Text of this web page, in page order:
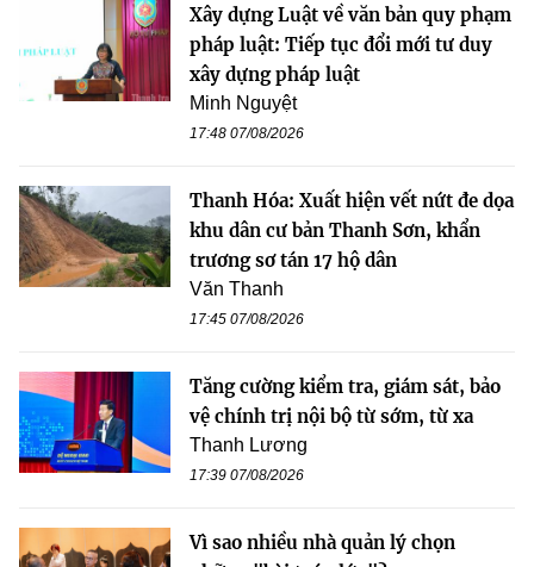
Xây dựng Luật về văn bản quy phạm
pháp luật: Tiếp tục đổi mới tư duy
xây dựng pháp luật
Minh Nguyệt
17:48 07/08/2026
Thanh Hóa: Xuất hiện vết nứt đe dọa
khu dân cư bản Thanh Sơn, khẩn
trương sơ tán 17 hộ dân
Văn Thanh
17:45 07/08/2026
Tăng cường kiểm tra, giám sát, bảo
vệ chính trị nội bộ từ sớm, từ xa
Thanh Lương
17:39 07/08/2026
Vì sao nhiều nhà quản lý chọn